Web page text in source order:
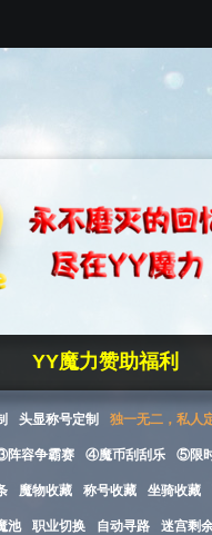
YY魔力赞助福利
头显称号定制 独一无二，私人
阵容争霸赛 ④魔币刮刮乐 ⑤限
魔物收藏 称号收藏 坐骑收藏
池 职业切换 自动寻路 迷宫剩